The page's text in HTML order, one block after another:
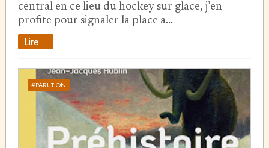
central en ce lieu du hockey sur glace, j’en
profite pour signaler la place a…
Lire...
#PARUTION